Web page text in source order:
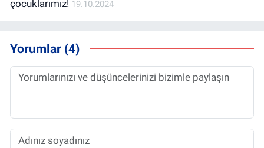
çocuklarımız! 19.10.2024
Yorumlar (4)